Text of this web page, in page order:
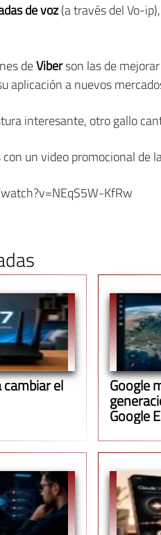
de voz(a través del Vo-ip),
deViberson las de
aplicación a nuevos
interesante, otro gallo
un video promocional de
KfRw
cambiar el Google
Google